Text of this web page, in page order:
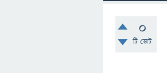
0
টি ভোট